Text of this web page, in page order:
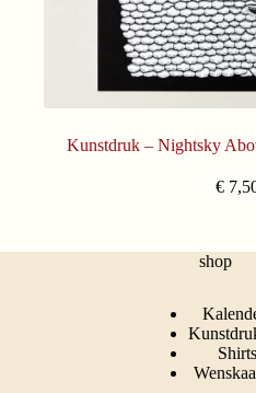
Kunstdruk – Nightsky
€
shop
Shirts